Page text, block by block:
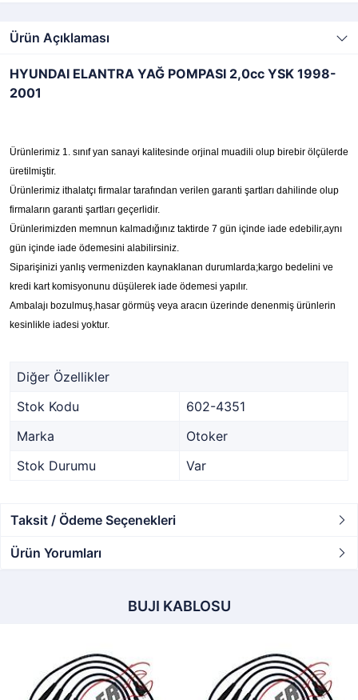
Ürün Açıklaması
HYUNDAI ELANTRA YAĞ POMPASI 2,0cc YSK 1998-
2001
Ürünlerimiz 1. sınıf yan sanayi kalitesinde orjinal muadili olup birebir ölçülerde
üretilmiştir.
Ürünlerimiz ithalatçı firmalar tarafından verilen garanti şartları dahilinde olup
firmaların garanti şartları geçerlidir.
Ürünlerimizden memnun kalmadığınız taktirde 7 gün içinde iade edebilir,aynı
gün içinde iade ödemesini alabilirsiniz.
Siparişinizi yanlış vermenizden kaynaklanan durumlarda;kargo bedelini ve
kredi kart komisyonunu düşülerek iade ödemesi yapılır.
Ambalajı bozulmuş,hasar görmüş veya aracın üzerinde denenmiş ürünlerin
kesinlikle iadesi yoktur.
Diğer Özellikler
Stok Kodu
602-4351
Marka
Otoker
Stok Durumu
Var
Taksit / Ödeme Seçenekleri
Ürün Yorumları
BUJI KABLOSU